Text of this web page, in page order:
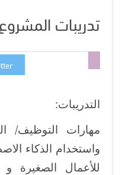
تدريبات
التدريبات:
مهارات التوظيف/
واستخدام الذكاء
للأعمال